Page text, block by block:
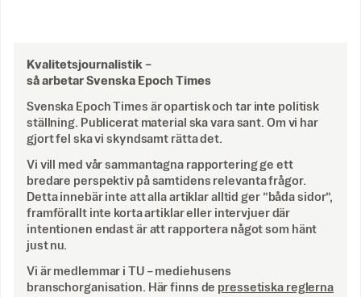
Kvalitetsjournalistik –
så arbetar Svenska Epoch Times
Svenska Epoch Times är opartisk och tar inte politisk
ställning. Publicerat material ska vara sant. Om vi har
gjort fel ska vi skyndsamt rätta det.
Vi vill med vår sammantagna rapportering ge ett
bredare perspektiv på samtidens relevanta frågor.
Detta innebär inte att alla artiklar alltid ger ”båda sidor”,
framförallt inte korta artiklar eller intervjuer där
intentionen endast är att rapportera något som hänt
just nu.
Vi är medlemmar i TU – mediehusens
branschorganisation. Här finns de pressetiska reglerna